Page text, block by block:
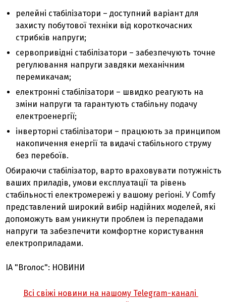
релейні стабілізатори – доступний варіант для
захисту побутової техніки від короткочасних
стрибків напруги;
сервопривідні стабілізатори – забезпечують точне
регулювання напруги завдяки механічним
перемикачам;
електронні стабілізатори – швидко реагують на
зміни напруги та гарантують стабільну подачу
електроенергії;
інверторні стабілізатори – працюють за принципом
накопичення енергії та видачі стабільного струму
без перебоїв.
Обираючи стабілізатор, варто враховувати потужність
ваших приладів, умови експлуатації та рівень
стабільності електромережі у вашому регіоні. У Comfy
представлений широкий вибір надійних моделей, які
допоможуть вам уникнути проблем із перепадами
напруги та забезпечити комфортне користування
електроприладами.
ІА "Вголос": НОВИНИ
Всі свіжі новини на нашому Telegram-каналі